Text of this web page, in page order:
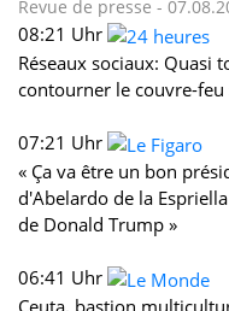
Revue de presse -
08:21 Uhr
Réseaux sociaux: Quasi
contourner le couvre-feu
07:21 Uhr
« Ça va être un bon
d'Abelardo de la
de Donald Trump »
06:41 Uhr